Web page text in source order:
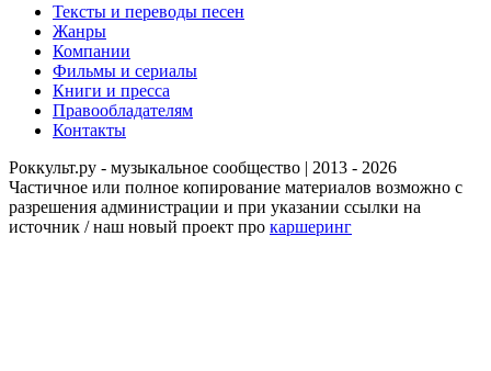
Тексты и переводы песен
Жанры
Компании
Фильмы и сериалы
Книги и пресса
Правообладателям
Контакты
Роккульт.ру - музыкальное сообщество | 2013 - 2026
Частичное или полное копирование материалов возможно с
разрешения администрации и при указании ссылки на
источник / наш новый проект про каршеринг